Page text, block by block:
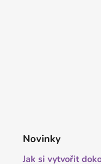
Novinky
Jak si vytvořit